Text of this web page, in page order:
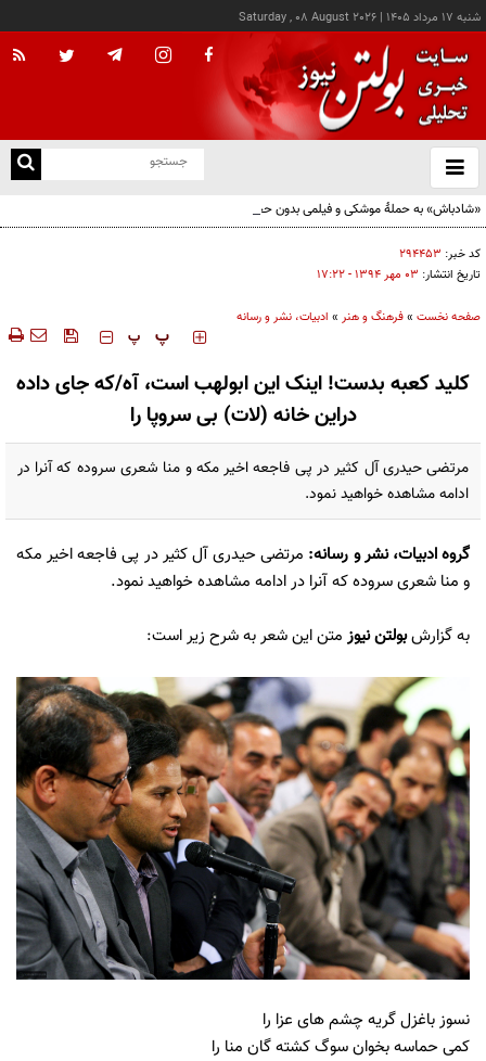
شنبه ۱۷ مرداد ۱۴۰۵ |
Saturday , 08 August 2026
باز
و
«شادباش» به حملۀ موشکی و فیلمی بدون حجاب؛ روایت تناقض‌های محسن قرایی
کد خبر: ۲۹۴۴۵۳
تاریخ انتشار: ۰۳ مهر ۱۳۹۴ - ۱۷:۲۲
صفحه نخست »فرهنگ و هنر » ادبیات، نشر و رسانه
‍‍‍ پ پ
کلید کعبه بدست! اینک این ابولهب است، آه/که جای داده
دراین خانه (لات) بی سروپا را
مرتضی حیدری آل کثیر در پی فاجعه اخیر مکه و منا شعری سروده که آنرا در
ادامه مشاهده خواهید نمود.
گروه ادبیات، نشر و رسانه: مرتضی حیدری آل کثیر در پی فاجعه اخیر مکه
و منا شعری سروده که آنرا در ادامه مشاهده خواهید نمود.
به گزارشبولتن نیوز متن این شعر به شرح زیر است:
نسوز باغزل گریه چشم های عزا را
کمی حماسه بخوان سوگ کشته گان منا را